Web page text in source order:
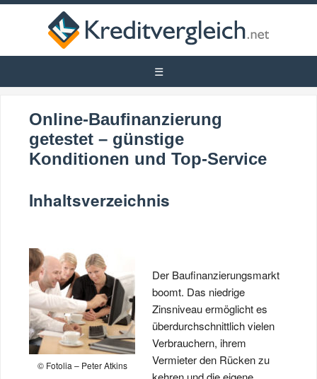
Online-Baufinanzierung
getestet – günstige
Konditionen und Top-Service
Inhaltsverzeichnis
© Fotolia – Peter Atkins
Der Baufinanzierungsmarkt
boomt. Das niedrige
Zinsniveau ermöglicht es
überdurchschnittlich vielen
Verbrauchern, ihrem
Vermieter den Rücken zu